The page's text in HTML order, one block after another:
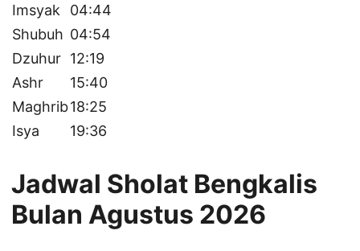
Imsyak
04:44
Shubuh 04:54
Dzuhur 12:19
Ashr
15:40
Maghrib18:25
Isya
19:36
Jadwal Sholat Bengkalis
Bulan Agustus 2026